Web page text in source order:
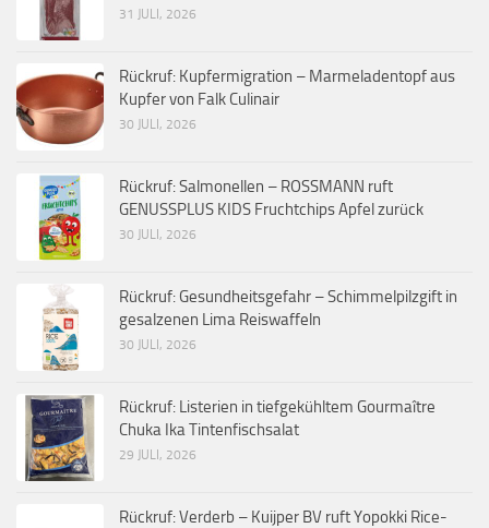
31 JULI, 2026
Rückruf: Kupfermigration – Marmeladentopf aus
Kupfer von Falk Culinair
30 JULI, 2026
Rückruf: Salmonellen – ROSSMANN ruft
GENUSSPLUS KIDS Fruchtchips Apfel zurück
30 JULI, 2026
Rückruf: Gesundheitsgefahr – Schimmelpilzgift in
gesalzenen Lima Reiswaffeln
30 JULI, 2026
Rückruf: Listerien in tiefgekühltem Gourmaître
Chuka Ika Tintenfischsalat
29 JULI, 2026
Rückruf: Verderb – Kuijper BV ruft Yopokki Rice-